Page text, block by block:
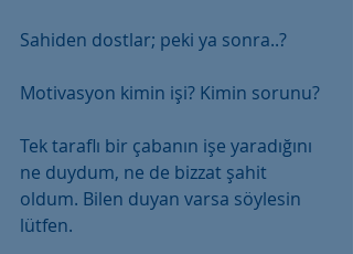
Sahiden dostlar; peki ya sonra..?
Motivasyon kimin işi? Kimin sorunu?
Tek taraflı bir çabanın işe yaradığını
ne duydum, ne de bizzat şahit
oldum. Bilen duyan varsa söylesin
lütfen.